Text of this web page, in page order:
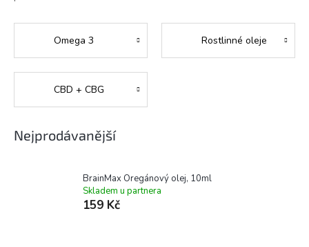
Omega 3 Rostlinné oleje
CBD + CBG
Nejprodávanější
BrainMax Oregánový olej, 10ml
Skladem u partnera
159 Kč